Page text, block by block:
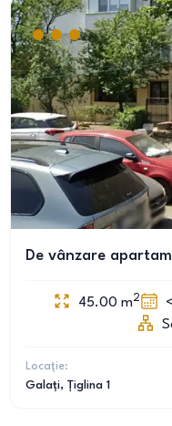
De vânzare
45.00 m2
Locație:
Galați, Țiglina 1